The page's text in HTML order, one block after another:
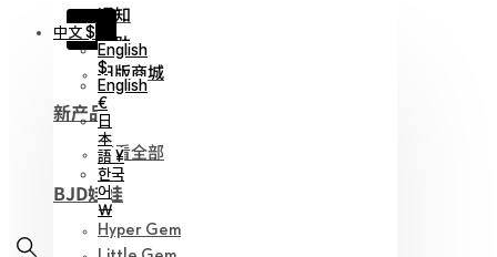
X
通知
帮助
旧版商城
新产品
查看全部
BJD娃娃
Hyper Gem
中文 $
English
$
English
€
日
本
語 ¥
한국
어
￦